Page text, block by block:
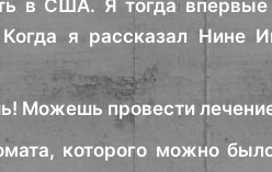
в США. Я тогда
я рассказал Нине
провести лечение
которого можно